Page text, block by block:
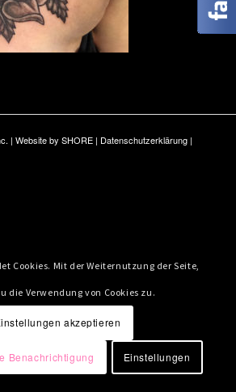
| Website by SHORE| Datenschutzerklärung|
Cookies. Mit der Weiternutzung der Seite,
die Verwendung von Cookies zu.
akzeptieren
Benachrichtigung Einstellungen